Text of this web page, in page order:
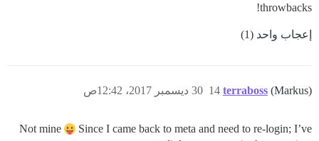
throwbacks!
إعجاب واحد (1)
terraboss (Markus) 30 ديسمبر 2017، 12:42ص 14
Not mine
Since I came back to meta and need to re-login; I’ve